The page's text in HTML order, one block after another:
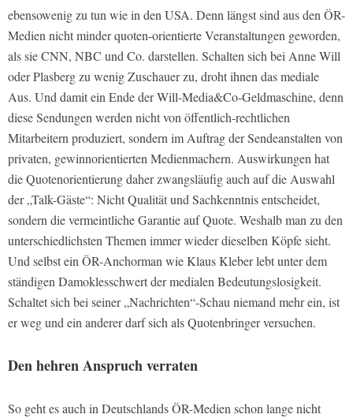
ebensowenig zu tun wie in den USA. Denn längst sind aus den ÖR-
Medien nicht minder quoten-orientierte Veranstaltungen geworden,
als sieCNN, NBC und Co. darstellen. Schalten sich bei Anne Will
oder Plasberg zu wenig Zuschauer zu, droht ihnen das mediale
Aus. Und damit ein Ende der Will-Media&Co-Geldmaschine, denn
diese Sendungen werden nicht von öffentlich-rechtlichen
Mitarbeitern produziert, sondern im Auftrag der Sendeanstalten von
privaten, gewinnorientierten Medienmachern. Auswirkungen hat
die Quotenorientierung daher zwangsläufig auch auf die Auswahl
der „Talk-Gäste“: Nicht Qualität und Sachkenntnis entscheidet,
sondern die vermeintliche Garantie auf Quote. Weshalb man zu den
unterschiedlichsten Themen immer wieder dieselben Köpfe sieht.
Und selbst ein ÖR-Anchorman wie Klaus Kleber lebt unter dem
ständigen Damoklesschwert der medialen Bedeutungslosigkeit.
Schaltet sich bei seiner „Nachrichten“-Schau niemand mehr ein, ist
er weg und ein anderer darf sich als Quotenbringer versuchen.
Den hehren Anspruch verraten
So geht es auch in Deutschlands ÖR-Medien schon lange nicht